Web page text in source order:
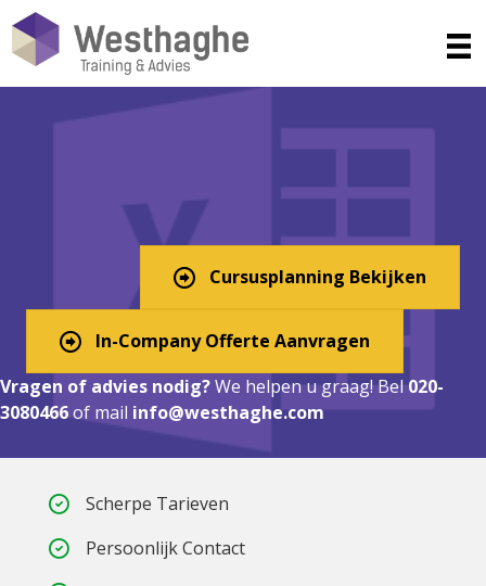
Excel Cursus in El Paso?
Klassikaal!
Cursusplanning Bekijken
In-Company Offerte Aanvragen
Vragen of advies nodig?We helpen u graag! Bel020-
3080466of mail info@westhaghe.com
Scherpe Tarieven
Persoonlijk Contact